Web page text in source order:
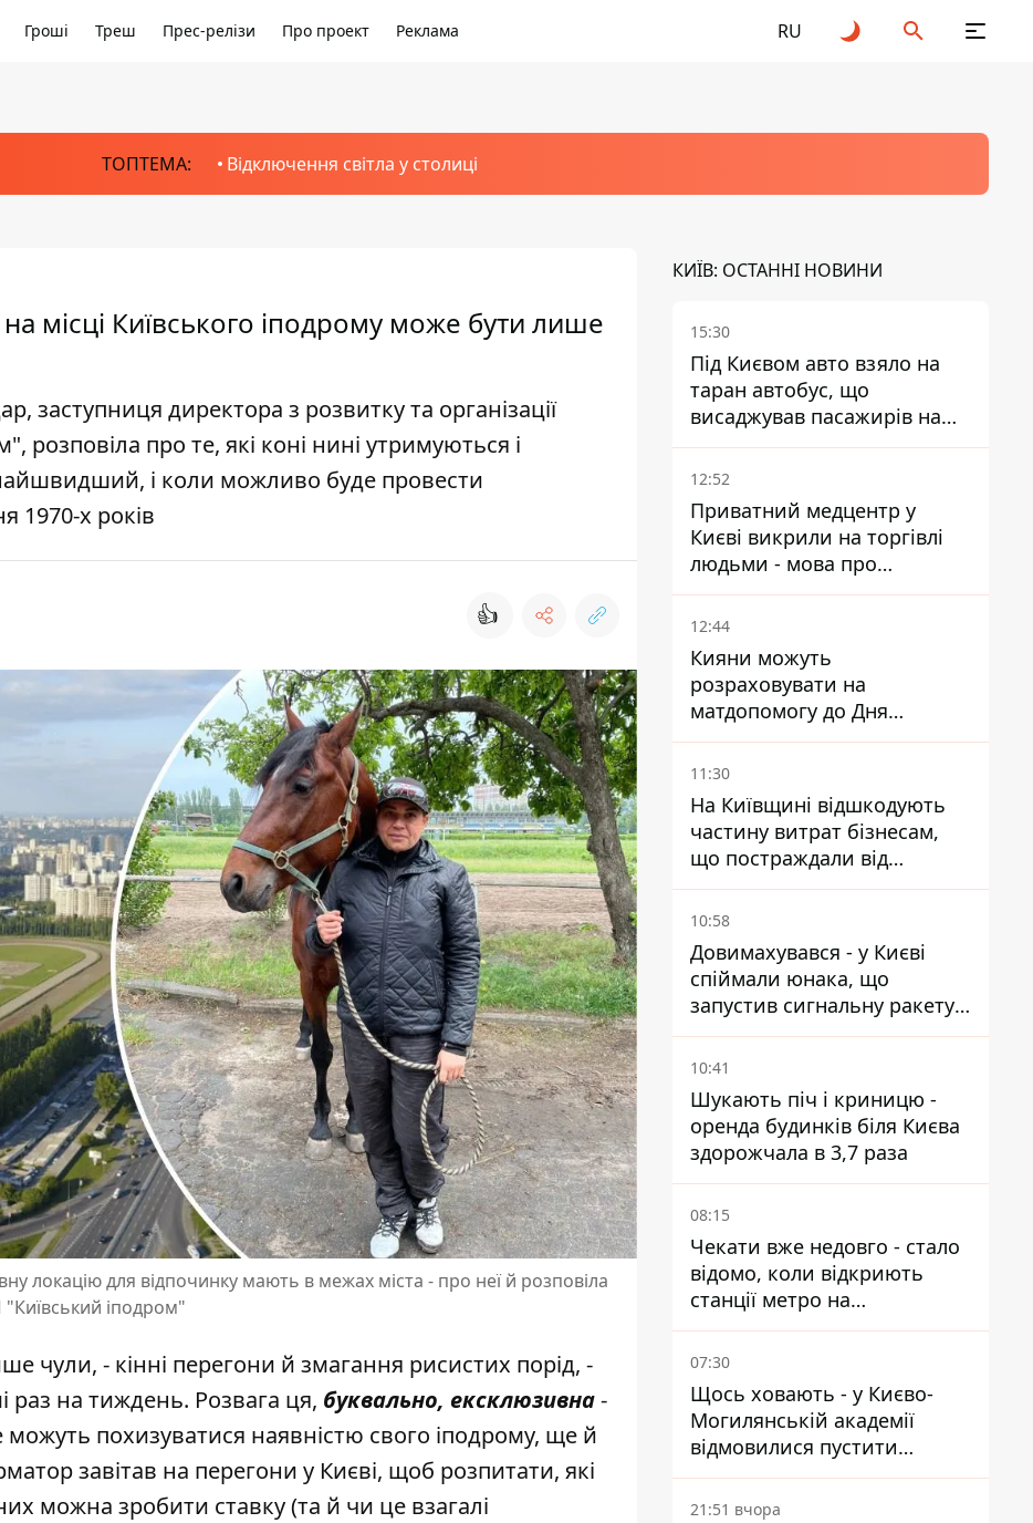
Гроші Треш Прес-релізи Про проект Реклама RU
ТОПТЕМА: Відключення світла у столиці
місці Київського іподрому може бути лише
заступниця директора з розвитку та організації
розповіла про те, які коні нині утримуються і
і коли можливо буде провести
1970-х років
👍
локацію для відпочинку мають в межах міста - про неї й розповіла
іподром"
чули, - кінні перегони й змагання рисистих порід, -
раз на тиждень. Розвага ця, буквально, ексклюзивна-
можуть похизуватися наявністю свого іподрому, ще й
завітав на перегони у Києві, щоб розпитати, які
можна зробити ставку (та й чи це взагалі
КИЇВ: ОСТАННІ НОВИНИ
15:30
Під Києвом авто взяло на
таран автобус, що
висаджував пасажирів на
зупинці - пасажирка в
лікарні
12:52
Приватний медцентр у
Києві викрили на торгівлі
людьми - мова про
сурогатне материнство
12:44
Кияни можуть
розраховувати на
матдопомогу до Дня
незалежності - кому її
дадуть
11:30
На Київщині відшкодують
частину витрат бізнесам,
що постраждали від
прильотів ракет
10:58
Довимахувався - у Києві
спіймали юнака, що
запустив сигнальну ракету,
аби потішити дівчат
10:41
Шукають піч і криницю -
оренда будинків біля Києва
здорожчала в 3,7 раза
08:15
Чекати вже недовго - стало
відомо, коли відкриють
станції метро на
Виноградарі
07:30
Щось ховають - у Києво-
Могилянській академії
відмовилися пустити
комісію з охорони пам'яток
на територію
21:51 вчора